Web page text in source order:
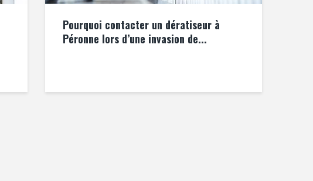
Pourquoi contacter un dératiseur à
Péronne lors d’une invasion de...